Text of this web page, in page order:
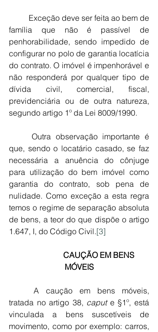
família que não é passível de
penhorabilidade, sendo impedido de
configurar no polo de garantia locatícia
do contrato. O imóvel é impenhorável e
não responderá por qualquer tipo de
dívida civil, comercial, fiscal,
previdenciária ou de outra natureza,
segundo artigo 1º da Lei 8009/1990.
que, sendo o locatário casado, se faz
necessária a anuência do cônjuge
para utilização do bem imóvel como
garantia do contrato, sob pena de
nulidade. Como exceção a esta regra
temos o regime de separação absoluta
de bens, a teor do que dispõe o artigo
1.647, I, do Código Civil.[3]
CAUÇÃO EM BENS
MÓVEIS
tratada no artigo 38, caput e §1º, está
vinculada a bens suscetíveis de
movimento, como por exemplo: carros,